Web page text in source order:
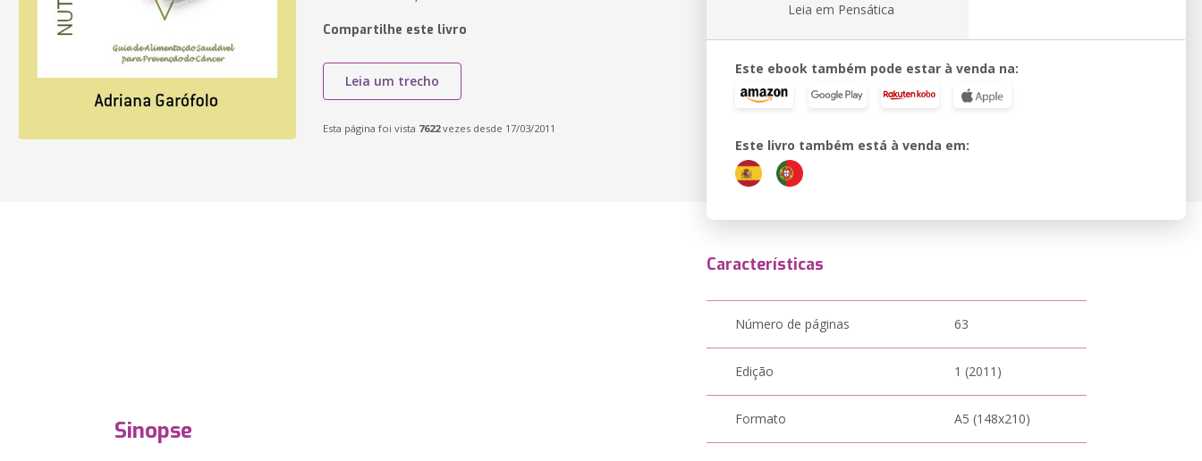
Compartilhe este livro
Leia um trecho
Esta página foi vista 7622vezes desde 17/03/2011
Leia em Pensática
Este ebook também pode estar à venda na:
Este livro também está à venda em:
Sinopse
Características
Número de páginas 63
Edição 1 (2011)
Formato A5 (148x210)